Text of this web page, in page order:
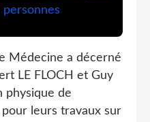
Médecine a décerné
LE FLOCH et Guy
physique de
pour leurs travaux sur